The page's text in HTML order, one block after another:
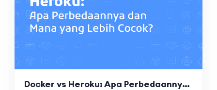
Docker vs Heroku: Apa Perbedaannya dan Mana yang Lebih Cocok?